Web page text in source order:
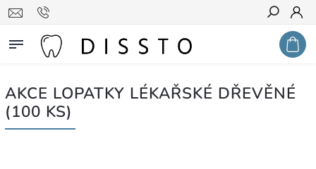
Hledat
AKCE LOPATKY LÉKAŘSKÉ DŘEVĚNÉ
(100 KS)